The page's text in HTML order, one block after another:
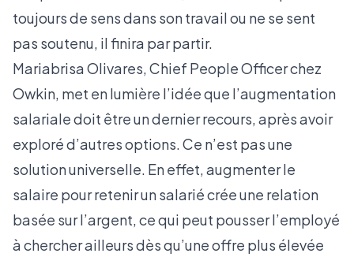
toujours de sens dans son travail ou ne se sent
pas soutenu, il finira par partir.
Mariabrisa Olivares, Chief People Officer chez
Owkin, met en lumière l’idée que l’augmentation
salariale doit être un dernier recours, après avoir
exploré d’autres options. Ce n’est pas une
solution universelle. En effet, augmenter le
salaire pour retenir un salarié crée une relation
basée sur l’argent, ce qui peut pousser l’employé
à chercher ailleurs dès qu’une offre plus élevée